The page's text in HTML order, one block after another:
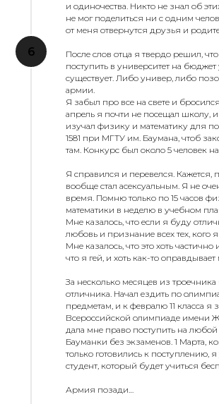
и одиночества. Никто не знал об
не мог поделиться ни с одним
от меня отвернутся друзья и
После слов отца я твердо решил,
поступить в университет на
существует. Либо универ, либо
армии.
Я забыл про все на свете и
апрель я почти не посещал школу, и
изучал физику и математику для
1581 при МГТУ им. Баумана, чтоб
там. Конкурс был около 5 человек
Я справился и перевелся. Кажется,
вообще стал асексуальным. Я не
время. Помню только по 15 часов
математики в неделю в учебном
Мне казалось, что если я буду
любовь и признание всех тех, кого
Мне казалось, что это хоть частично
что я гей, и хоть как-то
За несколько месяцев из
отличника. Начал ездить по
предметам, и к февралю 11 класса я
Всероссийской олимпиаде имени
дала мне право поступить на любой
Бауманки без экзаменов. 1 Марта,
только готовились к поступлению,
студент, который будет учиться
Армия позади…